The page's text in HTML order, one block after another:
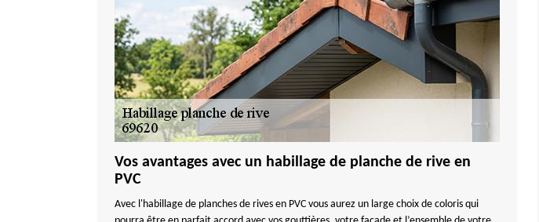
Vos avantages avec un habillage de planche de rive en
PVC
Avec l'habillage de planches de rives en PVC vous aurez un large choix de coloris qui